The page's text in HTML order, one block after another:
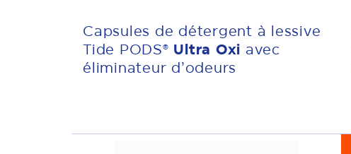
Capsules de détergent à lessive
Tide PODS® Ultra Oxi avec
éliminateur d’odeurs